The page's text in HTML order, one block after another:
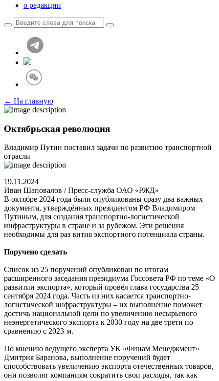
о редакции
← На главную
Октябрьская революция
Владимир Путин поставил задачи по развитию транспортной
отрасли
19.11.2024
Иван Шаповалов / Пресс-служба ОАО «РЖД»
В октябре 2024 года были опубликованы сразу два важных
документа, утверждённых президентом РФ Владимиром
Путиным, для создания транспортно-логистической
инфраструктуры в стране и за рубежом. Эти решения
необходимы для раз вития экспортного потенциала страны.
Поручено сделать
Список из 25 поручений опубликован по итогам
расширенного заседания президиума Госсовета РФ по теме «О
развитии экспорта», который провёл глава государства 25
сентября 2024 года. Часть из них касается транспортно-
логистической инфраструктуры – их выполнение поможет
достичь национальной цели по увеличению несырьевого
неэнергетического экспорта к 2030 году на две трети по
сравнению с 2023-м.
По мнению ведущего эксперта УК «Финам Менеджмент»
Дмитрия Баранова, выполнение поручений будет
способствовать увеличению экспорта отечественных товаров,
они позволят компаниям сократить свои расходы, так как